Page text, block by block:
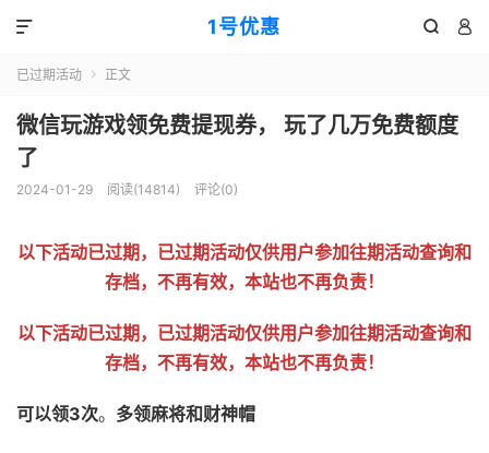
1号优惠  

已过期活动  正文
微信玩游戏领免费提现券， 玩了几万免费额度
了
2024-01-29 阅读(14814) 评论(0)
以下活动已过期，已过期活动仅供用户参加往期活动查询和
存档，不再有效，本站也不再负责！
以下活动已过期，已过期活动仅供用户参加往期活动查询和
存档，不再有效，本站也不再负责！
可以领3次。 多领麻将和财神帽